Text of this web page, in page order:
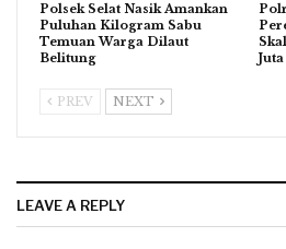
Polsek Selat Nasik Amankan
Puluhan Kilogram Sabu
Temuan Warga Dilaut
Belitung
PREV NEXT
LEAVE A REPLY